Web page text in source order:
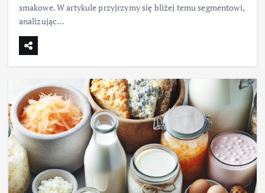
smakowe. W artykule przyjrzymy się bliżej temu segmentowi,
analizując…